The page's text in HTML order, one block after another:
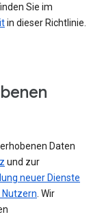
Sie im
in dieser Richtlinie.
Daten
und zur
neuer Dienste
Nutzern. Wir